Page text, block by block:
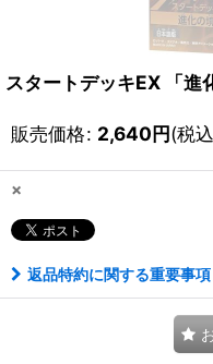
スタートデッキEX 「
販売価格: 2,640円(税
×
返品特約に関する重要事項